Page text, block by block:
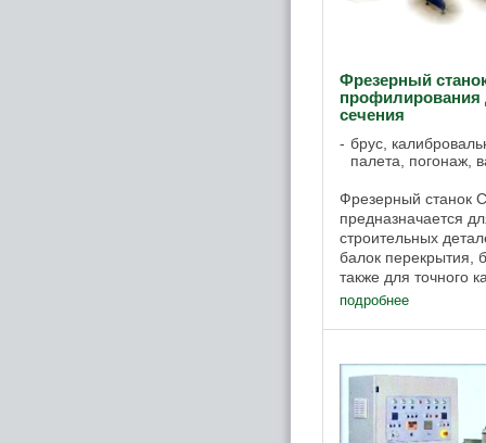
Фрезерный
профилирования
сечения
брус,
палета, погонаж,
Фрезерный станок
предназначается
строительных
балок перекрытия,
также для точного
склеиванием
подробнее